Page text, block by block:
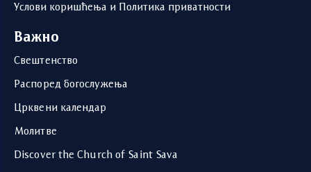
Услови коришћења и Политика приватности
Важно
Свештенство
Распоред богослужења
Црквени календар
Молитве
Discover the Church of Saint Sava